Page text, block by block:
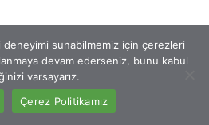
sunabilmemiz için çerezleri
devam ederseniz, bunu kabul
varsayarız.
Çerez Politikamız